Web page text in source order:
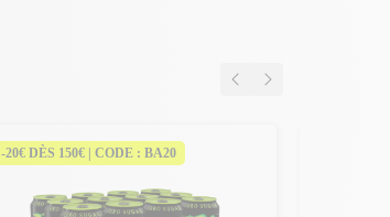
-20€ DÈS 150€ | CODE : BA20